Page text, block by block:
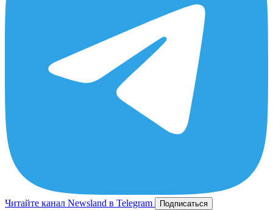
Читайте канал Newsland в Telegram Подписаться